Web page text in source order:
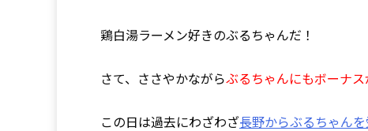
鶏白湯ラーメン好きのぶるちゃんだ！
さて、ささやかながらぶるちゃんにもボーナス
この日は過去にわざわざ長野からぶるちゃん